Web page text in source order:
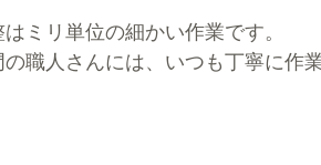
ミリ単位の細かい作業です。
職人さんには、いつも丁寧に作